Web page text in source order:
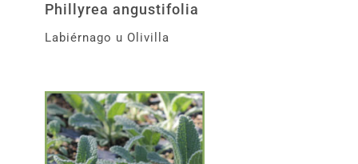
Phillyrea angustifolia
Labiérnago u Olivilla